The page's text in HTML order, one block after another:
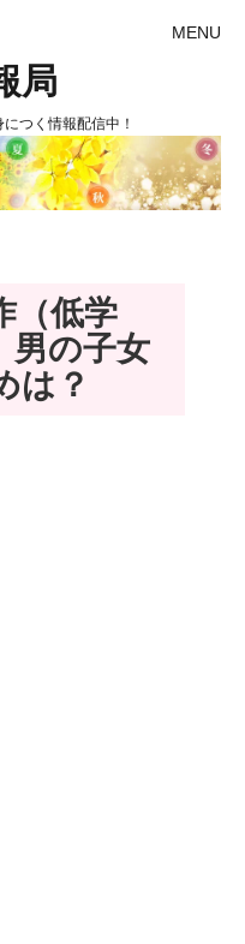
MENU
局
つく情報配信中！
（低学
男の子女
は？